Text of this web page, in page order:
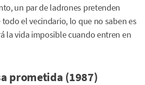
un par de ladrones pretenden
todo el vecindario, lo que no saben es
la vida imposible cuando entren en
prometida (1987)